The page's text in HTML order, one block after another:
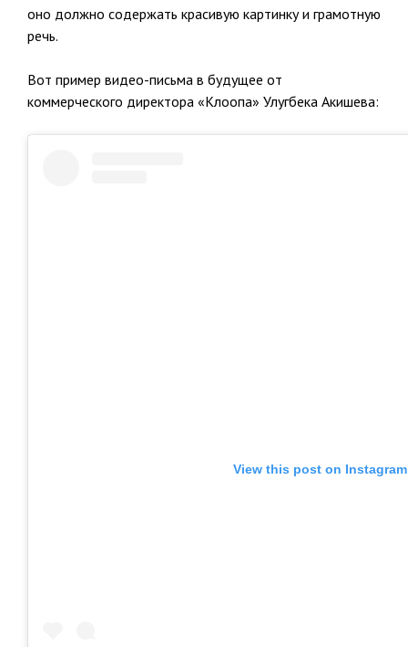
оно должно содержать красивую картинку и грамотную
речь.
Вот пример видео-письма в будущее от
коммерческого директора «Клоопа» Улугбека Акишева:
View this post on Instagram